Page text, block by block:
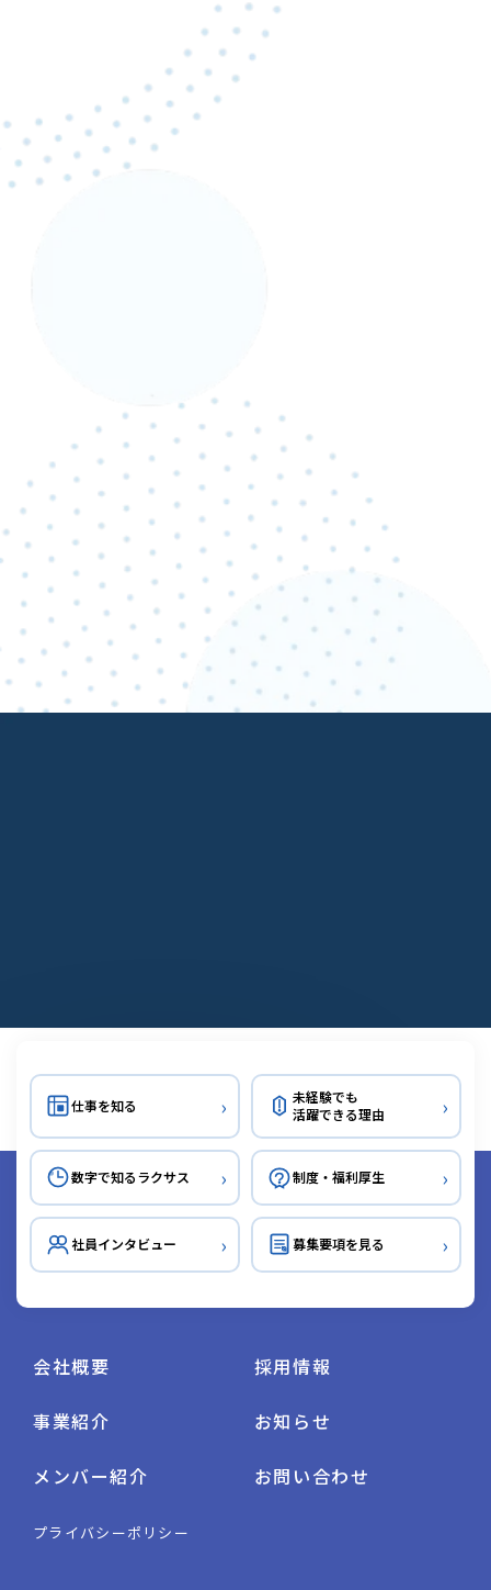
結果 の 出ない
努力で 成果
関西支店 を 立 ち 上げたい
それが 今 の 原動力
KATSUMA IKEBE
池邊 克真
（面談確約）
ENTRY
仕事を知る ›
未経験でも
活躍できる理由
›
数字で知るラクサス › 制度・福利厚生 ›
社員インタビュー › 募集要項を見る ›
会社概要 採用情報
事業紹介 お知らせ
メンバー紹介 お問い合わせ
プライバシーポリシー